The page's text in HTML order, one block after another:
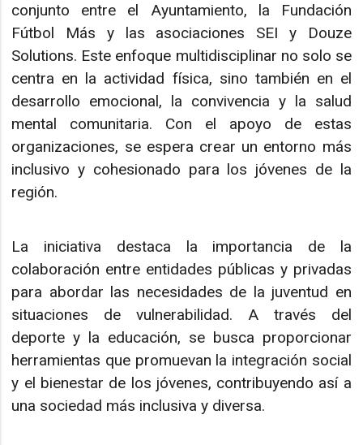
conjunto entre el Ayuntamiento, la Fundación
Fútbol Más y las asociaciones SEI y Douze
Solutions. Este enfoque multidisciplinar no solo se
centra en la actividad física, sino también en el
desarrollo emocional, la convivencia y la salud
mental comunitaria. Con el apoyo de estas
organizaciones, se espera crear un entorno más
inclusivo y cohesionado para los jóvenes de la
región.
La iniciativa destaca la importancia de la
colaboración entre entidades públicas y privadas
para abordar las necesidades de la juventud en
situaciones de vulnerabilidad. A través del
deporte y la educación, se busca proporcionar
herramientas que promuevan la integración social
y el bienestar de los jóvenes, contribuyendo así a
una sociedad más inclusiva y diversa.